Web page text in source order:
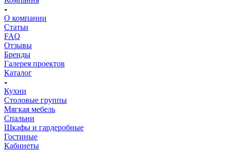
О компании
Статьи
FAQ
Отзывы
Бренды
Галерея проектов
Каталог
Кухни
Столовые группы
Мягкая мебель
Спальни
Шкафы и гардеробные
Гостиные
Кабинеты